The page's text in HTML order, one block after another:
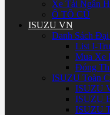
Xe Tải Ngân
Ô TÔ CŨ
ISUZU VN
Danh Sách
List I-
Mua Xe
Đóng
ISUZU Toàn
ISUZU
ISUZU
ISUZU